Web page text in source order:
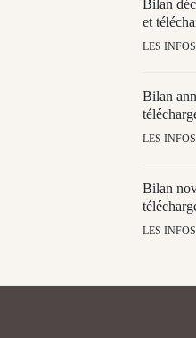
Bilan
et
LES
Bilan
LES
Bilan
LES